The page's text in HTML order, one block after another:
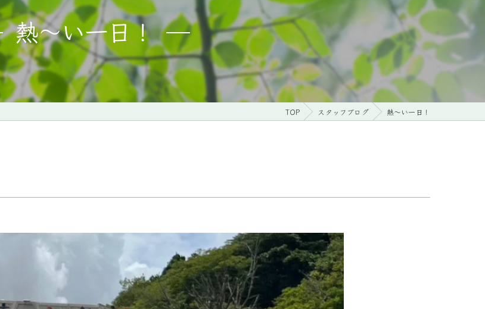
熱～い一日！
TOP スタッフブログ 熱～い一日！